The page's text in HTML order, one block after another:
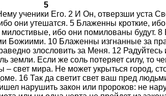
5
ученики Его. 2 И Он, отверзши уста
они утешатся. 5 Блаженны кроткие,
ибо они помилованы будут.
Божиими. 10 Блаженны изгнанные за
злословить за Меня. 12
земли. Если же соль потеряет силу, то
свет мира. Не может укрыться город,
16 Так да светит свет ваш пред
нарушить закон или пророков: не